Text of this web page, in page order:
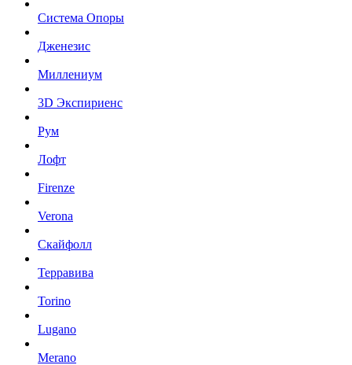
Система Опоры
Дженезис
Миллениум
3D Экспириенс
Рум
Лофт
Firenze
Verona
Скайфолл
Терравива
Torino
Lugano
Merano